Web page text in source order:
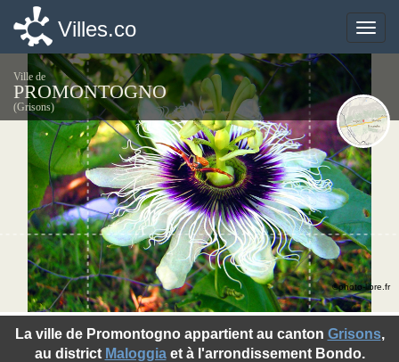
Toggle
Villes.co
Ville de
PROMONTOGNO
(Grisons)
La ville de Promontogno appartient au canton Grisons,
au district Maloggiaet à l'arrondissement Bondo.
©photo-libre.fr
Toggle
Villes.co